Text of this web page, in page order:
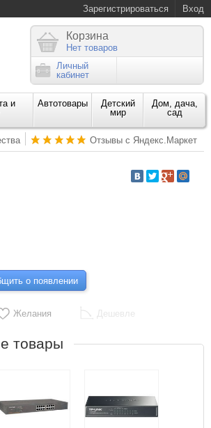
Зарегистрироваться Вход
Корзина
Нет товаров
Личный
кабинет
и
Автотовары
Детский
мир
Дом, дача,
сад
Отзывы с Яндекс.Маркет
о появлении
Желания Дешевле
товары